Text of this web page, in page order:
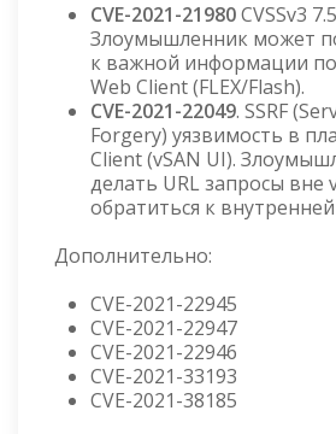
CVE-2021-21980CVSSv3
Злоумышленник может
к важной информации
Web Client (FLEX/Flash).
CVE-2021-22049. SSRF
Forgery) уязвимость в
Client (vSAN UI).
делать URL запросы вне
обратиться к
Дополнительно:
CVE-2021-22945
CVE-2021-22947
CVE-2021-22946
CVE-2021-33193
CVE-2021-38185